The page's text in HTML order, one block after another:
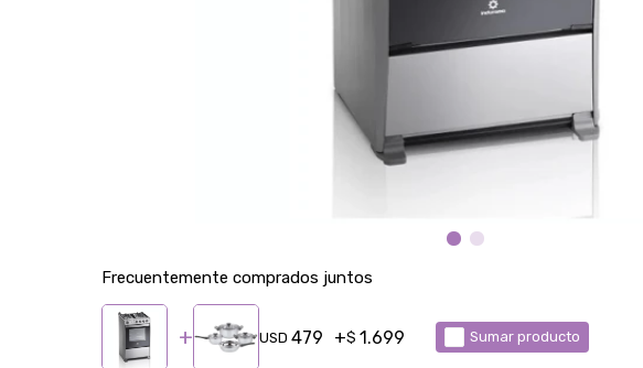
Frecuentemente comprados juntos
USD 479 $ 1.699 Sumar producto